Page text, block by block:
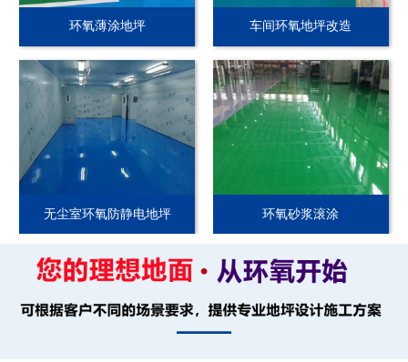
环氧薄涂地坪 车间环氧地坪改造
无尘室环氧防静电地坪 环氧砂浆滚涂